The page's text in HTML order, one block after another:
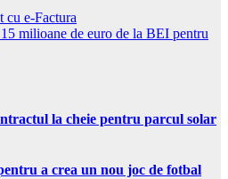
cu e-Factura
milioane de euro de la BEI pentru
la cheie pentru parcul solar
a crea un nou joc de fotbal